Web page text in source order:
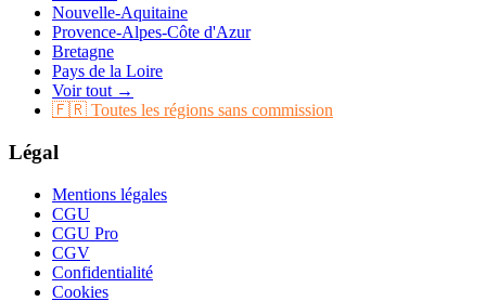
Nouvelle-Aquitaine
Provence-Alpes-Côte d'Azur
Bretagne
Pays de la Loire
Voir tout →
🇫🇷 Toutes les régions sans commission
Légal
Mentions légales
CGU
CGU Pro
CGV
Confidentialité
Cookies